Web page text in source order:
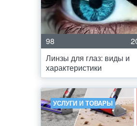
98
Линзы для глаз: виды и
характеристики
УСЛУГИ И ТОВАРЫ